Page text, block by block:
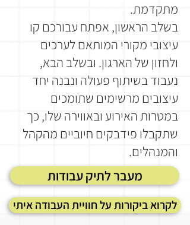
מתקדמת.
בשלב הראשון, אפתח עבורכם קו
עיצובי מקורי המותאם לערכים
ולחזון של הארגון. ובשלב הבא,
נעבוד בשיתוף פעולה ונבנה יחד
עיצובים מרשימים שתומכים
במטרות האירוע ובאווירה שלו, כך
שתקבלו פידבקים חיוביים מהקהל
והמנהלים.
מעבר לתיק עבודות
לקרוא ביקורות על חוויית העבודה איתי